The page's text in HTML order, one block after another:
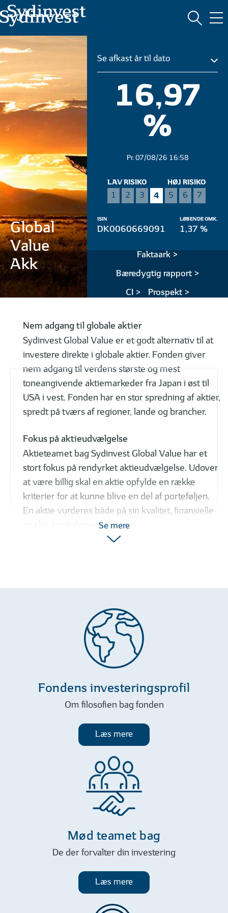
MARKEDSFØRINGSMATERIALE
Global
Value
Akk
Se afkast år til dato
16,97
%
Pr. 07/08/26 16:58
LAV RISIKO HØJ RISIKO
1 2 3 4 5 6 7
ISIN
DK0060669091
LØBENDE OMK.
1,37 %
Faktaark >
Bæredygtig rapport >
CI >
Prospekt >
Nem adgang til globale aktier
Sydinvest Global Value er et godt alternativ til at
investere direkte i globale aktier. Fonden giver
nem adgang til verdens største og mest
toneangivende aktiemarkeder fra Japan i øst til
USA i vest. Fonden har en stor spredning af aktier,
spredt på tværs af regioner, lande og brancher.
Fokus på aktieudvælgelse
Aktieteamet bag Sydinvest Global Value har et
stort fokus på rendyrket aktieudvælgelse. Udover
at være billig skal en aktie opfylde en række
kriterier for at kunne blive en del af porteføljen.
En aktie vurderes både på sin kvalitet, finansielle
styrke, kapitalanvendelse og
indtjeningsmomentum. Ved at vurdere en aktie
Hvorfor investere i Global
Value Akk?
Nem adgang til globale aktier
toneangivende markeder - fra Japan
til USA.
Unik ligevægt & valuestrategi
Investér i en unik
investeringsstrategi, hvor mindre og
mellemstore valueselskaber har
størst fokus.
Fokus på value
selskaber, som efter vores vurdering
har potentiale.
Se mere
Fondens investeringsprofil
Om filosofien bag fonden
Læs mere
Mød teamet bag
De der forvalter din investering
Læs mere